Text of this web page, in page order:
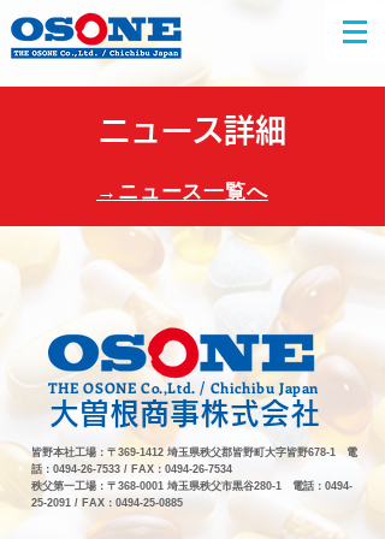
ニュース詳細
​→ニュース一覧へ
THE OSONE Co.,Ltd. / Chichibu Japan
大曽根商事株式会社
皆野本社工場：〒369-1412 埼玉県秩父郡皆野町大字皆野678-1 電
話：0494-26-7533 / FAX：0494-26-7534
秩父第一工場：〒368-0001 埼玉県秩父市黒谷280-1 電話：0494-
25-2091 / FAX：0494-25-0885